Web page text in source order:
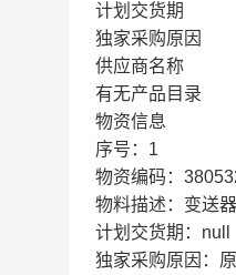
计划交货期
独家采购原因
供应商名称
有无产品目录
物资信息
序号：1
物资编码：
物料描述：变送
计划交货期：null
独家采购原因：